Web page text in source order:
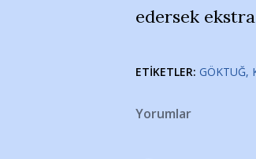
edersek
ETIKETLER: GÖKTUĞ
Yorumlar